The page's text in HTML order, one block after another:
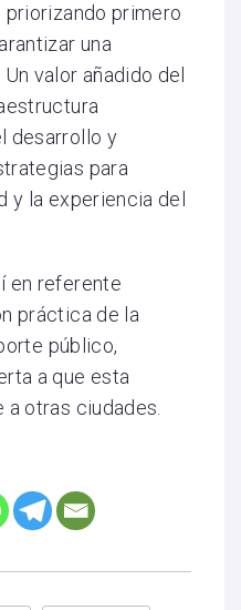
priorizando primero
una
valor añadido del
desarrollo y
para
y la experiencia del
en referente
práctica de la
público,
a que esta
otras ciudades.